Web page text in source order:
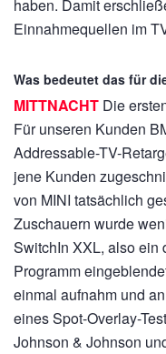
haben. Damit
Einnahmequellen im
Was bedeutet das für
MITTNACHT Die
Für unseren Kunden
Addressable-TV-
jene Kunden
von MINI tatsächlich
Zuschauern wurde
SwitchIn XXL, also ein
Programm
einmal aufnahm und
eines Spot-Overlay-
Johnson & Johnson